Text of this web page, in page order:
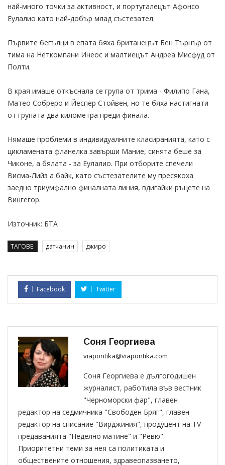
най-много точки за активност, и португалецът Афонсо
Еулалио като най-добър млад състезател.
Първите бегълци в епата бяха британецът Бен Търнър от
тима на Неткомпани Инеос и малтиецът Андреа Мисфуд от
Полти.
В края имаше откъснала се група от трима - Филипо Гана,
Матео Собреро и Йеспер Стойвен, но те бяха настигнати
от групата два километра преди финала.
Нямаше проблеми в индивидуалните класиранията, като с
цикламената фланелка завърши Мание, синята беше за
Чиконе, а бялата - за Еулалио. При отборите спечели
Висма-Лийз а байк, като състезателите му пресякоха
заедно триумфално финалната линия, вдигайки ръцете на
Вингегор.
Източник: БТА
ТАГОВЕ: датчанин джиро
Facebook Twitter
Соня Георгиева
viapontika@viapontika.com
Соня Георгиева е дългогодишен
журналист, работила във вестник
"Черноморски фар", главен
редактор на седмичника "Свободен Бряг", главен
редактор на списание "Вирджиния", продуцент на TV
предаванията "Неделно матине" и "Ревю".
Приоритетни теми за нея са политиката и
обществените отношения, здравеопазването,